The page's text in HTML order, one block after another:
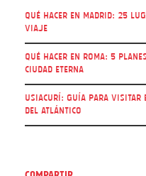
Qué hacer en Madrid: 25
viaje
Qué hacer en Roma: 5
Ciudad Eterna
Usiacurí: guía para visitar
del Atlántico